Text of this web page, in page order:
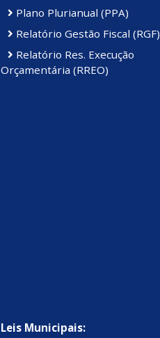
Plano Plurianual (PPA)
Relatório Gestão Fiscal (RGF)
Relatório Res. Execução
Orçamentária (RREO)
Leis Municipais: